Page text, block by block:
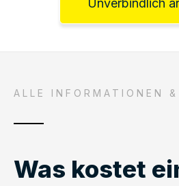
Unverbindlich
ALLE INFORMATIONEN
Was kostet